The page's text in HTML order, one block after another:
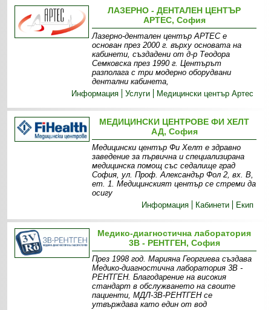
ЛАЗЕРНО - ДЕНТАЛЕН ЦЕНТЪР
АРТЕС, София
Лазерно-дентален център АРТЕС е
основан през 2000 г. върху основата на
кабинети, създадени от д-р Теодора
Семковска през 1990 г. Центърът
разполага с три модерно оборудвани
дентални кабинета,
Информация
Услуги Медицински център Артес
МЕДИЦИНСКИ ЦЕНТРОВЕ ФИ ХЕЛТ
АД, София
Медицински център Фи Хелт е здравно
заведение за първична и специализирана
медицинска помощ със седалище град
София, ул. Проф. Александър Фол 2, вх. В,
ет. 1. Медицинският център се стреми да
осигу
Информация
Кабинети Екип
Медико-диагностична лаборатория
3В - РЕНТГЕН, София
През 1998 год. Марияна Георгиева създава
Медико-диагностична лаборатория 3В -
РЕНТГЕН. Благодарение на високия
стандарт в обслужването на своите
пациенти, МДЛ-3В-РЕНТГЕН се
утвърждава като един от вод